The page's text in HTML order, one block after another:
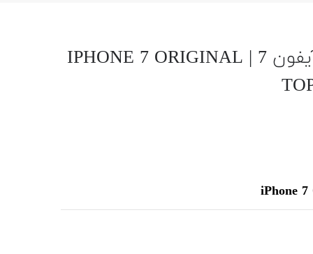
آنتن موبایل اصلی آیفون 7 | IPHONE 7 ORIGINAL
iPhone